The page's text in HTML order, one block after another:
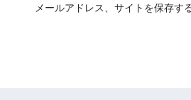
メールアドレス、サイトを保存する